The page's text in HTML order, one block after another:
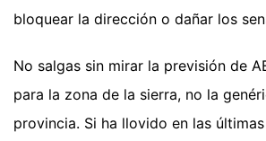
bloquear la dirección o dañar los
No salgas sin mirar la previsión de
para la zona de la sierra, no la
provincia. Si ha llovido en las